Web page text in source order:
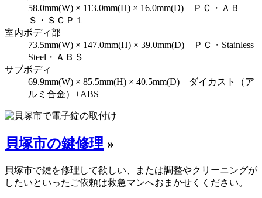
58.0mm(W) × 113.0mm(H) × 16.0mm(D) ＰＣ・ＡＢ
Ｓ・ＳＣＰ１
室内ボディ部
73.5mm(W) × 147.0mm(H) × 39.0mm(D) ＰＣ・Stainless
Steel・ＡＢＳ
サブボディ
69.9mm(W) × 85.5mm(H) × 40.5mm(D) ダイカスト（ア
ルミ合金）+ABS
貝塚市の鍵修理 »
貝塚市で鍵を修理して欲しい、または調整やクリーニングが
したいといったご依頼は救急マンへおまかせくください。